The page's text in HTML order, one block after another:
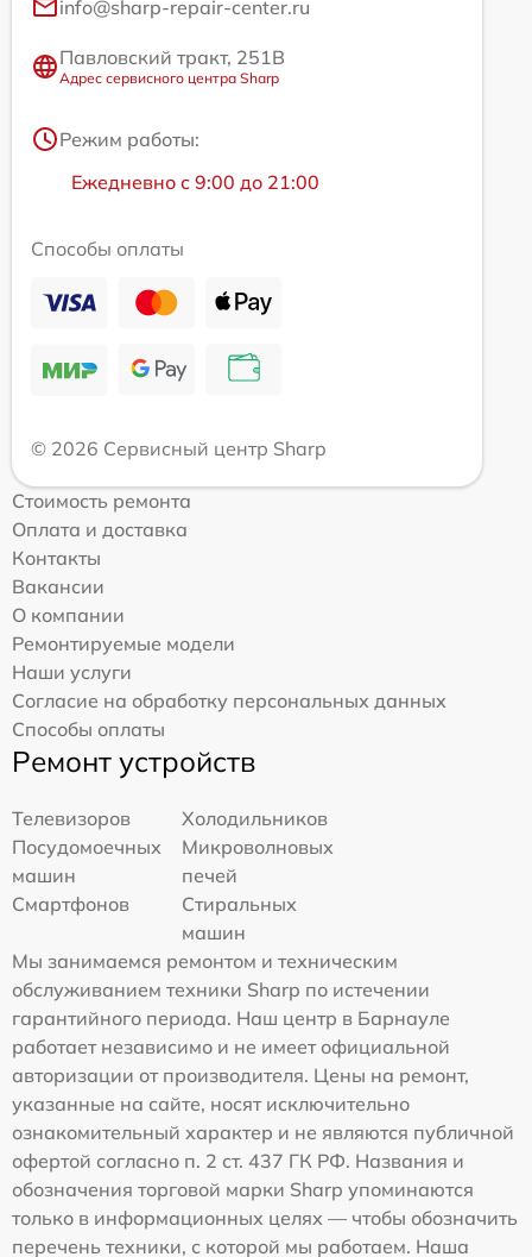
info@sharp-repair-center.ru
Павловский тракт, 251В
Адрес сервисного центра Sharp
Режим работы:
Ежедневно с 9:00 до 21:00
Способы оплаты
© 2026 Сервисный центр Sharp
Стоимость ремонта
Оплата и доставка
Контакты
Вакансии
О компании
Ремонтируемые модели
Наши услуги
Согласие на обработку персональных данных
Способы оплаты
Ремонт устройств
Телевизоров
Холодильников
Посудомоечных
машин
Микроволновых
печей
Смартфонов
Стиральных
машин
Мы занимаемся ремонтом и техническим
обслуживанием техники Sharp по истечении
гарантийного периода. Наш центр в Барнауле
работает независимо и не имеет официальной
авторизации от производителя. Цены на ремонт,
указанные на сайте, носят исключительно
ознакомительный характер и не являются публичной
офертой согласно п. 2 ст. 437 ГК РФ. Названия и
обозначения торговой марки Sharp упоминаются
только в информационных целях — чтобы обозначить
перечень техники, с которой мы работаем. Наша